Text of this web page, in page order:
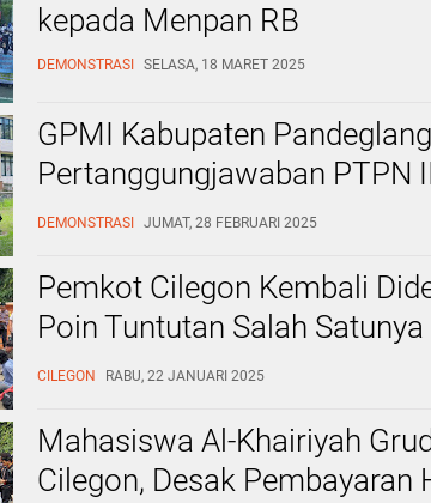
kepada Menpan RB
DEMONSTRASI SELASA, 18 MARET 2025
GPMI Kabupaten
Pertanggungjawaban PTPN
Dugaan Pencemaran
DEMONSTRASI JUMAT, 28 FEBRUARI 2025
Pemkot Cilegon Kembali
Poin Tuntutan Salah
Guru Honorer
CILEGON RABU, 22 JANUARI 2025
Mahasiswa Al-Khairiyah
Cilegon, Desak Pembayaran